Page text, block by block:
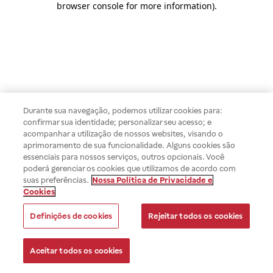
browser console for more information).
Durante sua navegação, podemos utilizar cookies para:
confirmar sua identidade; personalizar seu acesso; e
acompanhar a utilização de nossos websites, visando o
aprimoramento de sua funcionalidade. Alguns cookies são
essenciais para nossos serviços, outros opcionais. Você
poderá gerenciar os cookies que utilizamos de acordo com
suas preferências. Nossa Política de Privacidade e
Cookies
Definições de cookies Rejeitar todos os cookies
Aceitar todos os cookies